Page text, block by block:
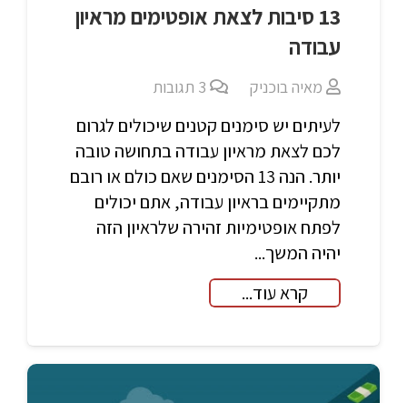
13 סיבות לצאת אופטימים מראיון
עבודה
מאיה בוכניק 3 תגובות
לעיתים יש סימנים קטנים שיכולים לגרום
לכם לצאת מראיון עבודה בתחושה טובה
יותר. הנה 13 הסימנים שאם כולם או רובם
מתקיימים בראיון עבודה, אתם יכולים
לפתח אופטימיות זהירה שלראיון הזה
יהיה המשך...
קרא עוד...